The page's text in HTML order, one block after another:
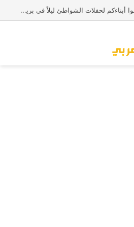
صحيفة “الميرور”: لا ترسلوا أبناءكم لحفلات الشواطئ ليلاً في بريطانيا